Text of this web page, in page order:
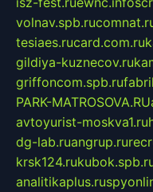
volnav.spb.ru
tesiaes.rucard.com.ru
gildiya-kuznecov.ru
griffoncom.spb.ru
PARK-MATROSOVA.RU
avtoyurist-moskva1.ru
dg-lab.ruangrup.ru
krsk124.ru
analitikaplus.ru